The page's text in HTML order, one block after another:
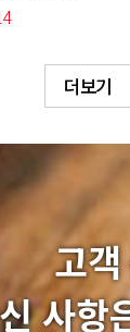
더보기
고
사항